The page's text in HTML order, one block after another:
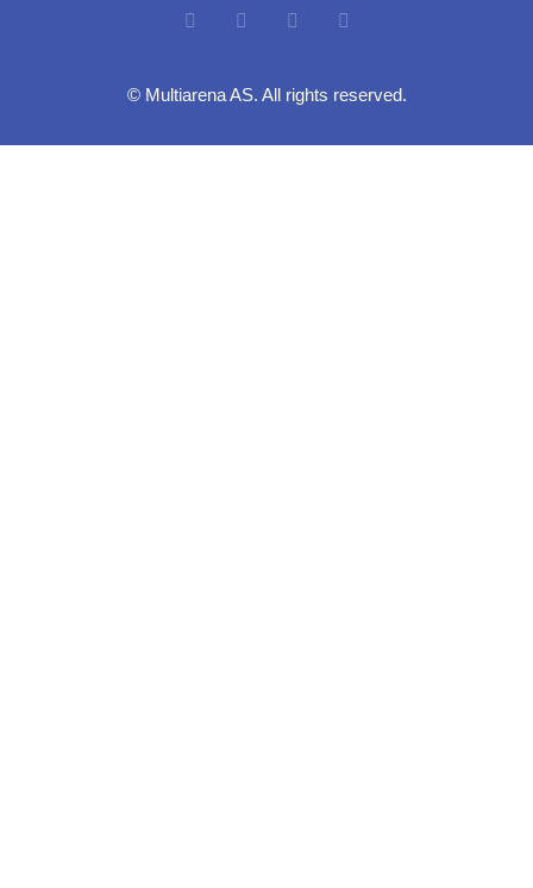
© Multiarena AS. All rights reserved.